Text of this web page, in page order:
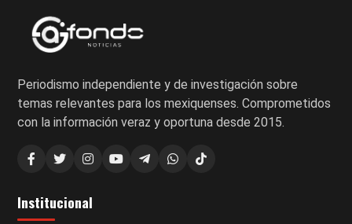
Periodismo independiente y de investigación sobre
temas relevantes para los mexiquenses. Comprometidos
con la información veraz y oportuna desde 2015.
Institucional